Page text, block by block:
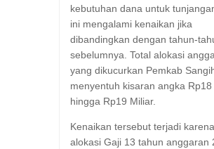
kebutuhan dana untuk
ini mengalami kenaikan jika
dibandingkan dengan tahun-
sebelumnya. Total alokasi
yang dikucurkan Pemkab
menyentuh kisaran angka Rp18
hingga Rp19 Miliar.
Kenaikan tersebut terjadi karena
alokasi Gaji 13 tahun anggaran